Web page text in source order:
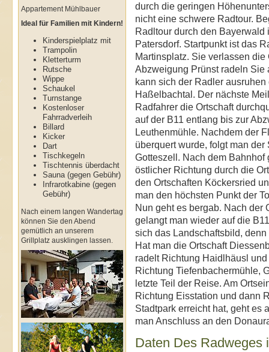
Appartement Mühlbauer
Ideal für Familien mit Kindern!
Kinderspielplatz mit
Trampolin
Kletterturm
Rutsche
Wippe
Schaukel
Turnstange
Kostenloser
Fahrradverleih
Billard
Kicker
Dart
Tischkegeln
Tischtennis überdacht
Sauna (gegen Gebühr)
Infrarotkabine (gegen
Gebühr)
Nach einem langen Wandertag
können Sie den Abend
gemütlich an unserem
Grillplatz ausklingen lassen.
durch die geringen
nicht eine schwere Radtour.
Radltour durch den Bayerwald
Patersdorf. Startpunkt ist das
Martinsplatz. Sie verlassen
Abzweigung Prünst radeln Sie
kann sich der Radler
Haßelbachtal. Der nächste
Radfahrer die Ortschaft
auf der B11 entlang bis zur
Leuthenmühle. Nachdem der
überquert wurde, folgt man der
Gotteszell. Nach dem Bahnhof
östlicher Richtung durch die
den Ortschaften Köckersried
man den höchsten Punkt der
Nun geht es bergab. Nach der
gelangt man wieder auf die
sich das Landschaftsbild,
Hat man die Ortschaft
radelt Richtung Haidlhäusl
Richtung Tiefenbachermühle,
letzte Teil der Reise. Am
Richtung Eisstation und dann
Stadtpark erreicht hat, geht es
man Anschluss an den
Daten Des Radweges